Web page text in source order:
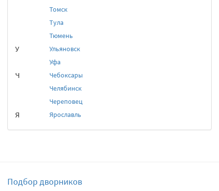
Томск
Тула
Тюмень
У
Ульяновск
Уфа
Ч
Чебоксары
Челябинск
Череповец
Я Ярославль
Подбор дворников